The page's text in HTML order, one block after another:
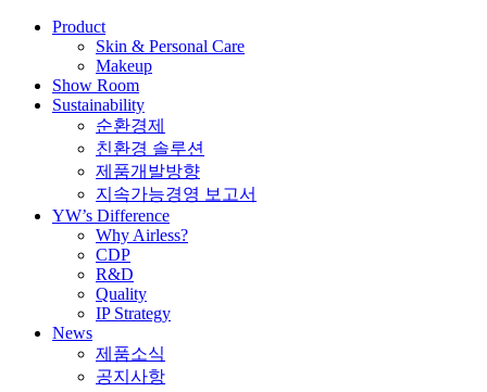
Product
Skin & Personal Care
Makeup
Show Room
Sustainability
순환경제
친환경 솔루션
제품개발방향
지속가능경영 보고서
YW’s Difference
Why Airless?
CDP
R&D
Quality
IP Strategy
News
제품소식
공지사항